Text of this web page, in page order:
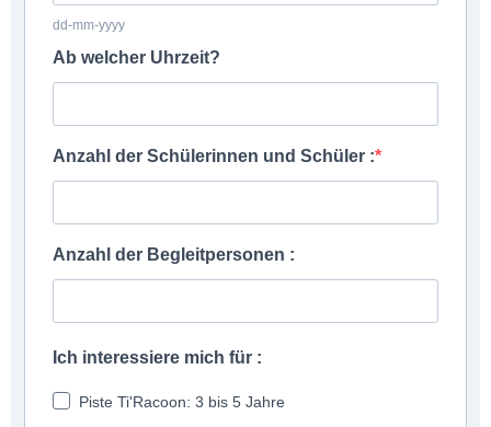
dd-mm-yyyy
Ab welcher Uhrzeit?
Anzahl der Schülerinnen und Schüler :
Anzahl der Begleitpersonen :
Ich interessiere mich für :
Piste Ti'Racoon: 3 bis 5 Jahre